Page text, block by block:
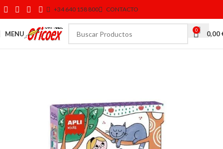
+34 640 158 800 CONTACTO
MENU 0 0,00